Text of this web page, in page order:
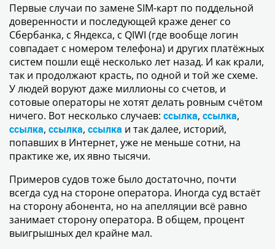
Первые случаи по замене SIM-карт по поддельной
доверенности и последующей краже денег со
Сбербанка, с Яндекса, с QIWI (где вообще логин
совпадает с номером телефона) и других платёжных
систем пошли ещё несколько лет назад. И как крали,
так и продолжают красть, по одной и той же схеме.
У людей воруют даже миллионы со счетов, и
сотовые операторы не хотят делать ровным счётом
ничего. Вот несколько случаев: ссылка, ссылка,
ссылка, ссылка, ссылка и так далее, историй,
попавших в Интернет, уже не меньше сотни, на
практике же, их явно тысячи.
Примеров судов тоже было достаточно, почти
всегда суд на стороне оператора. Иногда суд встаёт
на сторону абонента, но на апелляции всё равно
занимает сторону оператора. В общем, процент
выигрышных дел крайне мал.